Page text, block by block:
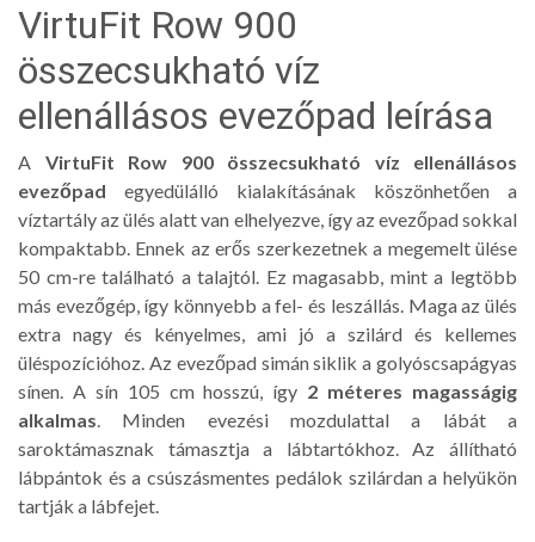
VirtuFit Row 900
összecsukható víz
ellenállásos evezőpad leírása
A VirtuFit Row 900 összecsukható víz ellenállásos
evezőpad egyedülálló kialakításának köszönhetően a
víztartály az ülés alatt van elhelyezve, így az evezőpad sokkal
kompaktabb. Ennek az erős szerkezetnek a megemelt ülése
50 cm-re található a talajtól. Ez magasabb, mint a legtöbb
más evezőgép, így könnyebb a fel- és leszállás. Maga az ülés
extra nagy és kényelmes, ami jó a szilárd és kellemes
üléspozícióhoz. Az evezőpad simán siklik a golyóscsapágyas
sínen. A sín 105 cm hosszú, így 2 méteres magasságig
alkalmas. Minden evezési mozdulattal a lábát a
saroktámasznak támasztja a lábtartókhoz. Az állítható
lábpántok és a csúszásmentes pedálok szilárdan a helyükön
tartják a lábfejet.